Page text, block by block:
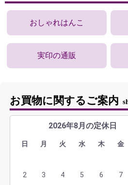
おしゃれはんこ
実印の通販
お買物に関するご案内
2026年8月の定休日
日 月 火 水 木 金
2
3 4 5 6 7